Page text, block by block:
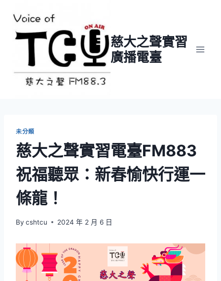
content
慈大之聲實習
廣播電臺
未分類
慈大之聲實習電臺FM883
祝福聽眾：新春愉快行運一
條龍！
By cshtcu 2024 年 2 月 6 日